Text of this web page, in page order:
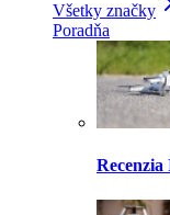
Všetky značky
Poradňa